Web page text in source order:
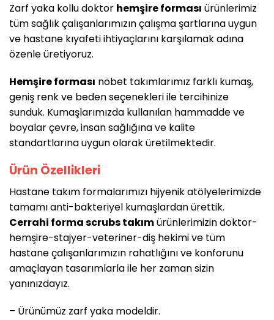
Zarf yaka kollu doktor hemşire forması ürünlerimiz
tüm sağlık çalışanlarımızın çalışma şartlarına uygun
ve hastane kıyafeti ihtiyaçlarını karşılamak adına
özenle üretiyoruz.
Hemşire forması nöbet takımlarımız farklı kumaş,
geniş renk ve beden seçenekleri ile tercihinize
sunduk. Kumaşlarımızda kullanılan hammadde ve
boyalar çevre, insan sağlığına ve kalite
standartlarına uygun olarak üretilmektedir.
Ürün Özellikleri
Hastane takım formalarımızı hijyenik atölyelerimizde
tamamı anti-bakteriyel kumaşlardan ürettik.
Cerrahi forma scrubs takımürünlerimizin doktor-
hemşire-stajyer-veteriner-diş hekimi ve tüm
hastane çalışanlarımızın rahatlığını ve konforunu
amaçlayan tasarımlarla ile her zaman sizin
yanınızdayız.
– Ürünümüz zarf yaka modeldir.